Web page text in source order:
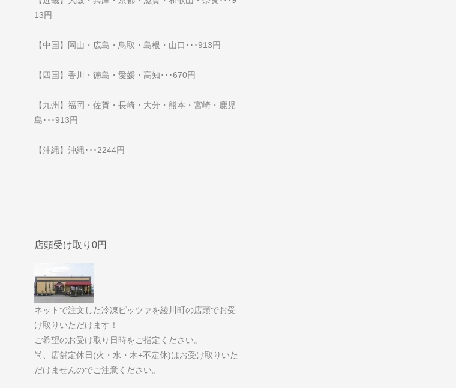
13円
【中国】岡山・広島・鳥取・島根・山口･･･913円
【四国】香川・徳島・愛媛・高知･･･670円
【九州】福岡・佐賀・長崎・大分・熊本・宮崎・鹿児
島･･･913円
【沖縄】沖縄･･･2244円
店頭受け取り0円
ネットで注文した冷凍ピッツァを綾川町の店頭でお受
け取りいただけます！
ご希望のお受け取り日時をご指定ください。
尚、店舗定休日(火・水・木+不定休)はお受け取りいた
だけませんのでご注意ください。